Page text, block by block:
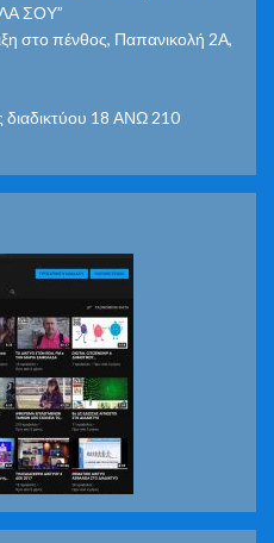
ΣΟΥ”
στο πένθος, Παπανικολή 2Α,
18 ΑΝΩ 210